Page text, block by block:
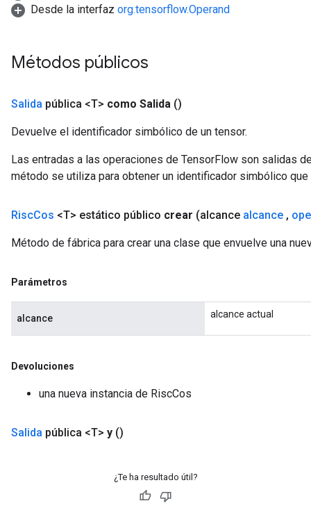
Desde la interfaz org.tensorflow.Operand
Métodos públicos
Salida pública <T> como Salida ()
Devuelve el identificador simbólico de un tensor.
Las entradas a las operaciones de TensorFlow son salidas
método se utiliza para obtener un identificador simbólico
RiscCos <T> estático público crear (alcance alcance ,
Método de fábrica para crear una clase que envuelve una
Parámetros
alcance alcance actual
Devoluciones
una nueva instancia de RiscCos
Salida pública <T> y ()
¿Te ha resultado útil?